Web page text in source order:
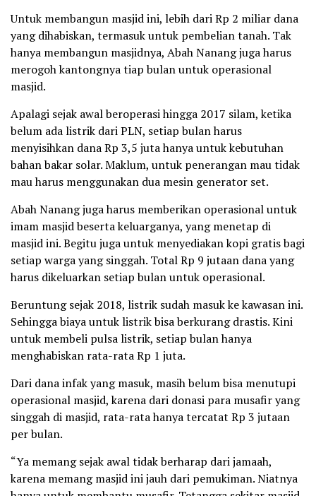
Untuk membangun masjid ini, lebih dari Rp 2 miliar dana
yang dihabiskan, termasuk untuk pembelian tanah. Tak
hanya membangun masjidnya, Abah Nanang juga harus
merogoh kantongnya tiap bulan untuk operasional
masjid.
Apalagi sejak awal beroperasi hingga 2017 silam, ketika
belum ada listrik dari PLN, setiap bulan harus
menyisihkan dana Rp 3,5 juta hanya untuk kebutuhan
bahan bakar solar. Maklum, untuk penerangan mau tidak
mau harus menggunakan dua mesin generator set.
Abah Nanang juga harus memberikan operasional untuk
imam masjid beserta keluarganya, yang menetap di
masjid ini. Begitu juga untuk menyediakan kopi gratis bagi
setiap warga yang singgah. Total Rp 9 jutaan dana yang
harus dikeluarkan setiap bulan untuk operasional.
Beruntung sejak 2018, listrik sudah masuk ke kawasan ini.
Sehingga biaya untuk listrik bisa berkurang drastis. Kini
untuk membeli pulsa listrik, setiap bulan hanya
menghabiskan rata-rata Rp 1 juta.
Dari dana infak yang masuk, masih belum bisa menutupi
operasional masjid, karena dari donasi para musafir yang
singgah di masjid, rata-rata hanya tercatat Rp 3 jutaan
per bulan.
“Ya memang sejak awal tidak berharap dari jamaah,
karena memang masjid ini jauh dari pemukiman. Niatnya